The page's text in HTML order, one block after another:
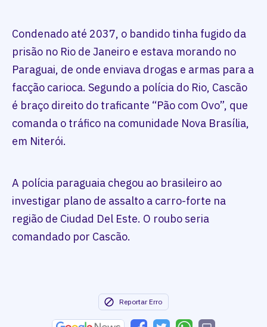
Condenado até 2037, o bandido tinha fugido da
prisão no Rio de Janeiro e estava morando no
Paraguai, de onde enviava drogas e armas para a
facção carioca. Segundo a polícia do Rio, Cascão
é braço direito do traficante “Pão com Ovo”, que
comanda o tráfico na comunidade Nova Brasília,
em Niterói.
A polícia paraguaia chegou ao brasileiro ao
investigar plano de assalto a carro-forte na
região de Ciudad Del Este. O roubo seria
comandado por Cascão.
Reportar Erro